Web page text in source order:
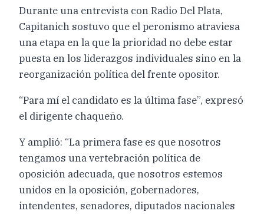
Durante una entrevista con Radio Del Plata,
Capitanich sostuvo que el peronismo atraviesa
una etapa en la que la prioridad no debe estar
puesta en los liderazgos individuales sino en la
reorganización política del frente opositor.
“Para mí el candidato es la última fase”, expresó
el dirigente chaqueño.
Y amplió: “La primera fase es que nosotros
tengamos una vertebración política de
oposición adecuada, que nosotros estemos
unidos en la oposición, gobernadores,
intendentes, senadores, diputados nacionales